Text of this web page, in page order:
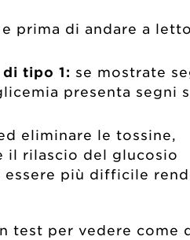
prima di andare a
tipo 1: se mostrate
presenta segni
eliminare le tossine,
il rilascio del glucosio
essere più difficile
test per vedere come